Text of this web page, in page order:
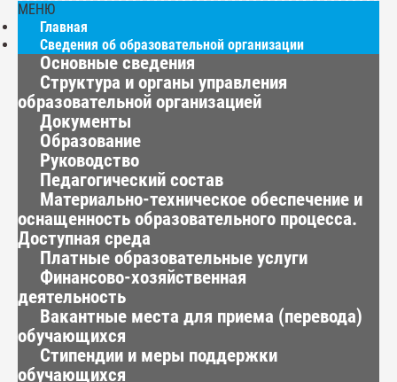
МЕНЮ
Главная
Сведения об образовательной организации
Основные сведения
Структура и органы управления
образовательной организацией
Документы
Образование
Руководство
Педагогический состав
Материально-техническое обеспечение и
оснащенность образовательного процесса.
Доступная среда
Платные образовательные услуги
Финансово-хозяйственная
деятельность
Вакантные места для приема (перевода)
обучающихся
Стипендии и меры поддержки
обучающихся